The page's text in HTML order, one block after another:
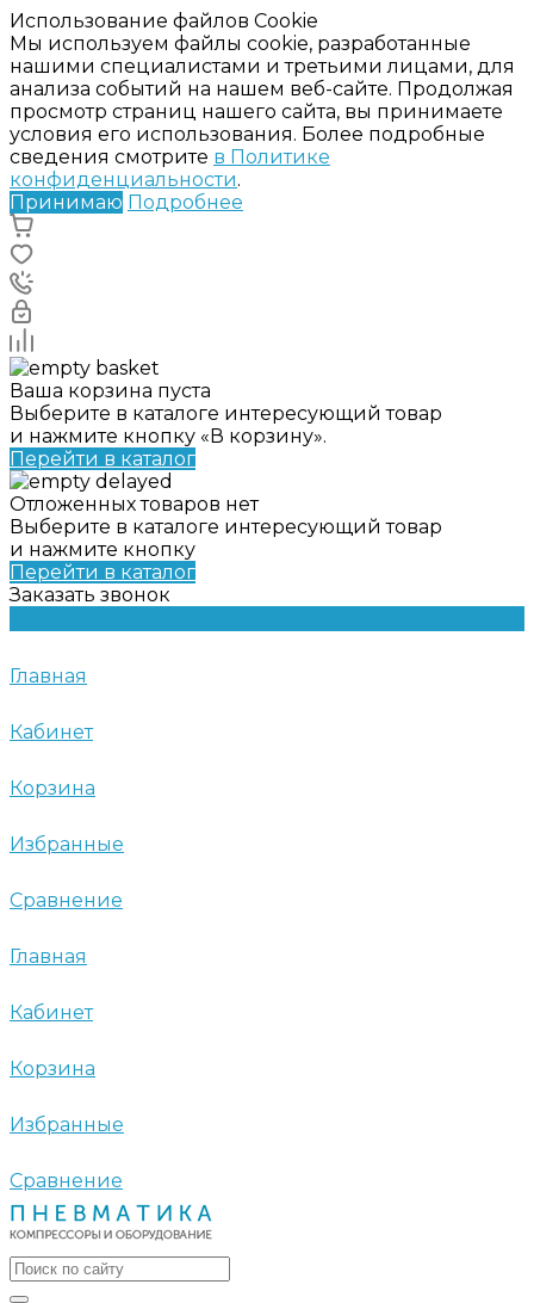
Использование файлов Cookie
Мы используем файлы cookie, разработанные
нашими специалистами и третьими лицами, для
анализа событий на нашем веб-сайте. Продолжая
просмотр страниц нашего сайта, вы принимаете
условия его использования. Более подробные
сведения смотрите в Политике
конфиденциальности.
Принимаю Подробнее
Ваша корзина пуста
Выберите в каталоге интересующий товар
и нажмите кнопку «В корзину».
Перейти в каталог
Отложенных товаров нет
Выберите в каталоге интересующий товар
и нажмите кнопку
Перейти в каталог
Заказать звонок
Главная
Кабинет
Корзина
Избранные
Сравнение
Главная
Кабинет
Корзина
Избранные
Сравнение